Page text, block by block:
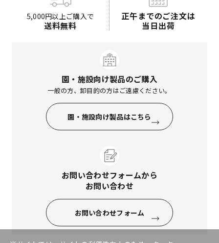
5,000円以上ご購入で
送料無料
正午までのご注文は
当日出荷
園・施設向け製品のご購入
一般の方、卸目的の方はご遠慮ください。
園・施設向け製品はこちら
お問い合わせフォームから
お問い合わせ
お問い合わせフォーム